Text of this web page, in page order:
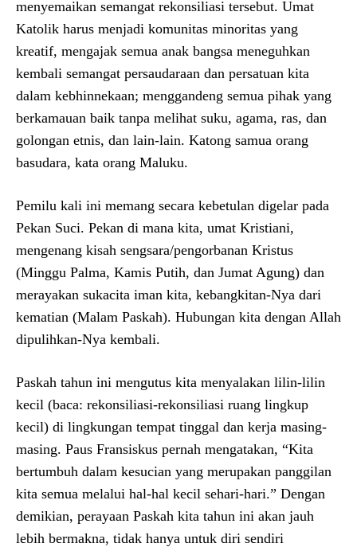
menyemaikan semangat rekonsiliasi tersebut. Umat
Katolik harus menjadi komunitas minoritas yang
kreatif, mengajak semua anak bangsa meneguhkan
kembali semangat persaudaraan dan persatuan kita
dalam kebhinnekaan; menggandeng semua pihak yang
berkamauan baik tanpa melihat suku, agama, ras, dan
golongan etnis, dan lain-lain. Katong samua orang
basudara, kata orang Maluku.
Pemilu kali ini memang secara kebetulan digelar pada
Pekan Suci. Pekan di mana kita, umat Kristiani,
mengenang kisah sengsara/pengorbanan Kristus
(Minggu Palma, Kamis Putih, dan Jumat Agung) dan
merayakan sukacita iman kita, kebangkitan-Nya dari
kematian (Malam Paskah). Hubungan kita dengan Allah
dipulihkan-Nya kembali.
Paskah tahun ini mengutus kita menyalakan lilin-lilin
kecil (baca: rekonsiliasi-rekonsiliasi ruang lingkup
kecil) di lingkungan tempat tinggal dan kerja masing-
masing. Paus Fransiskus pernah mengatakan, “Kita
bertumbuh dalam kesucian yang merupakan panggilan
kita semua melalui hal-hal kecil sehari-hari.” Dengan
demikian, perayaan Paskah kita tahun ini akan jauh
lebih bermakna, tidak hanya untuk diri sendiri